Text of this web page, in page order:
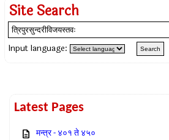
Site Search
Input language:
Latest Pages
मन्त्र - ४०१ ते ४५०